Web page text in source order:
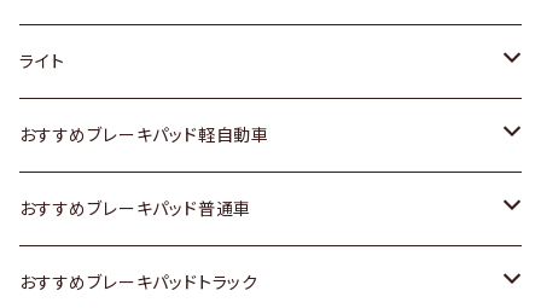
ホンダ
スズキ
日産
いすゞ
トヨタ
ホンダ
スズキ
日産
ライト
トヨタ
スズキ
日産
おすすめブレーキパッド軽自動車
トヨタ
ホンダ
おすすめブレーキパッド普通車
トヨタ
おすすめブレーキパッドトラック